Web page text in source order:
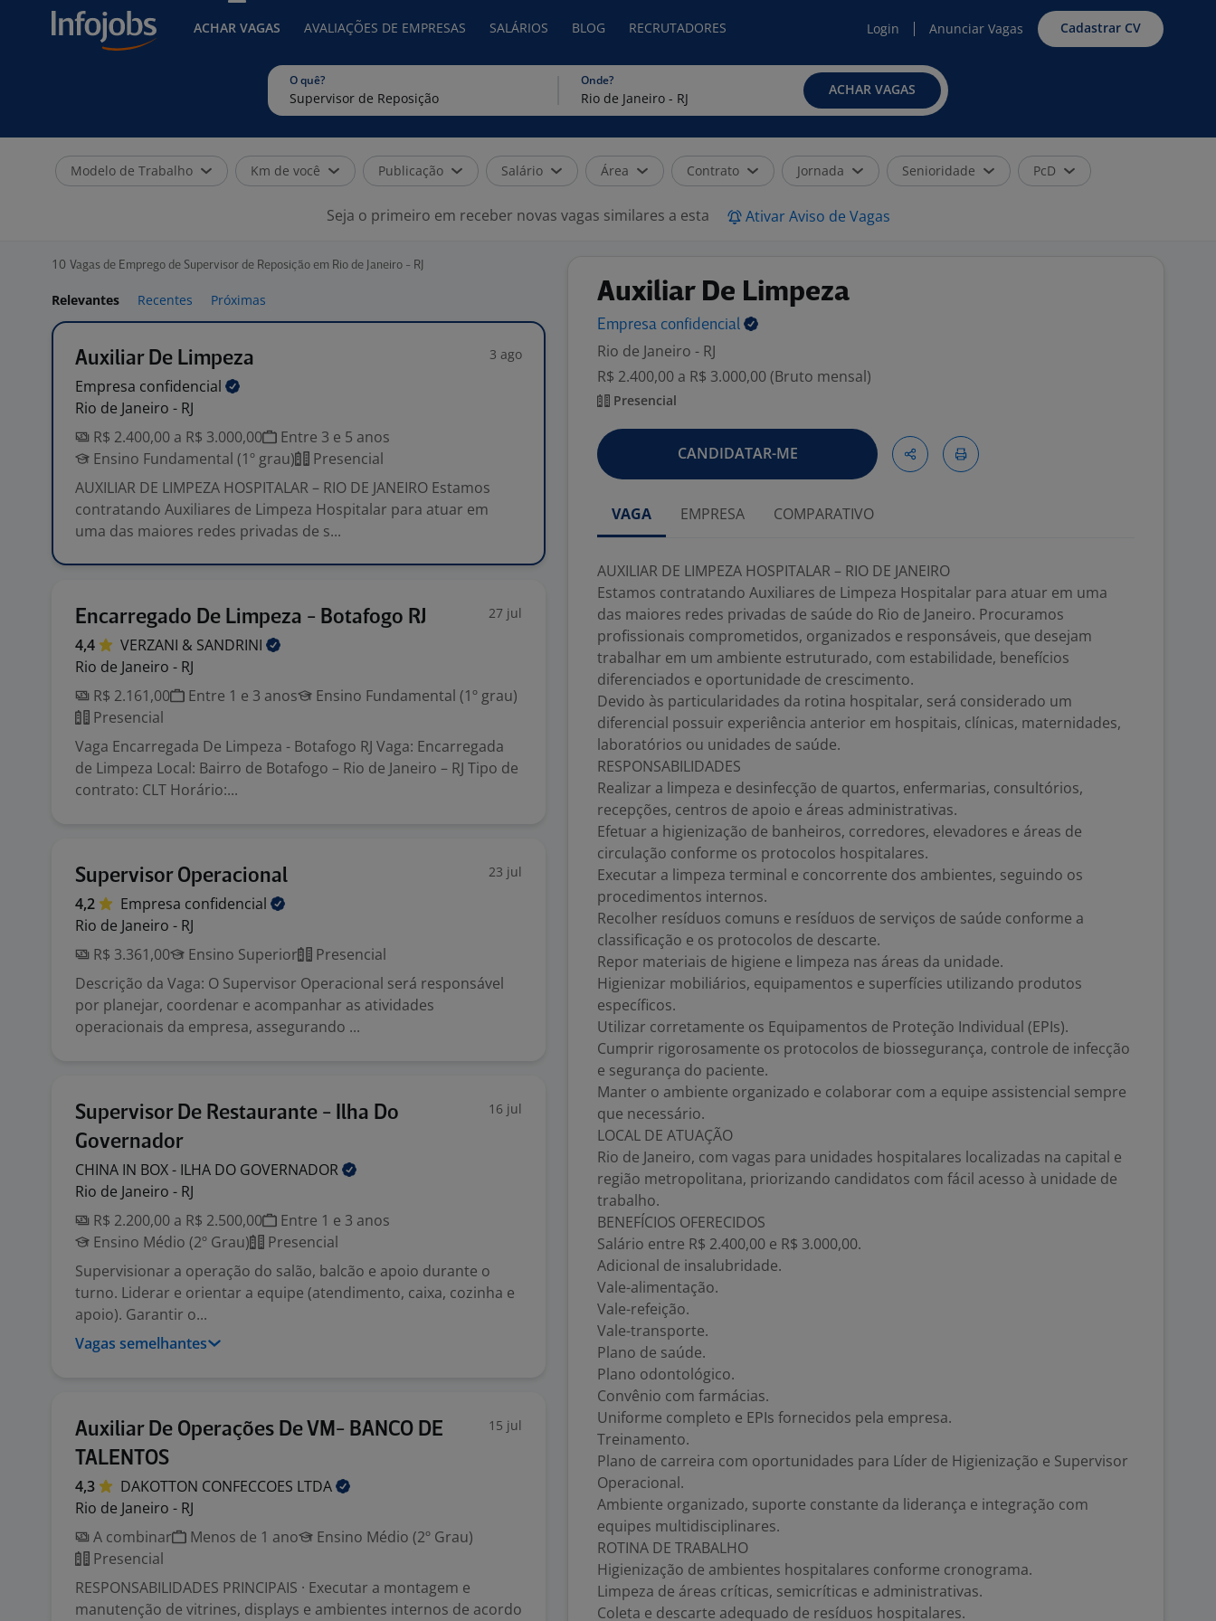
ACHAR VAGAS AVALIAÇÕES DE EMPRESAS SALÁRIOS BLOG RECRUTADORES Login Anunciar Vagas Cadastrar CV
O quê? Onde?
ACHAR VAGAS
Modelo de Trabalho Km de você Publicação Salário Área Contrato Jornada Senioridade PcD
Seja o primeiro em receber novas vagas similares a esta Ativar Aviso de Vagas
10 Vagas de Emprego de Supervisor de Reposição em Rio de Janeiro - RJ
Relevantes Recentes Próximas
Auxiliar De Limpeza 3 ago
Empresa confidencial
Rio de Janeiro - RJ
R$ 2.400,00 a R$ 3.000,00
Entre 3 e 5 anos
Ensino Fundamental (1º grau)
Presencial
AUXILIAR DE LIMPEZA HOSPITALAR – RIO DE JANEIRO Estamos
contratando Auxiliares de Limpeza Hospitalar para atuar em
uma das maiores redes privadas de s...
Encarregado De Limpeza - Botafogo RJ 27 jul
4,4 VERZANI & SANDRINI
Rio de Janeiro - RJ
R$ 2.161,00
Entre 1 e 3 anos
Ensino Fundamental (1º grau)
Presencial
Vaga Encarregada De Limpeza - Botafogo RJ Vaga: Encarregada
de Limpeza Local: Bairro de Botafogo – Rio de Janeiro – RJ Tipo de
contrato: CLT Horário:...
Supervisor Operacional 23 jul
4,2 Empresa confidencial
Rio de Janeiro - RJ
R$ 3.361,00
Ensino Superior
Presencial
Descrição da Vaga: O Supervisor Operacional será responsável
por planejar, coordenar e acompanhar as atividades
operacionais da empresa, assegurando ...
Supervisor De Restaurante - Ilha Do
Governador
16 jul
CHINA IN BOX - ILHA DO GOVERNADOR
Rio de Janeiro - RJ
R$ 2.200,00 a R$ 2.500,00
Entre 1 e 3 anos
Ensino Médio (2º Grau)
Presencial
Supervisionar a operação do salão, balcão e apoio durante o
turno. Liderar e orientar a equipe (atendimento, caixa, cozinha e
apoio). Garantir o...
Vagas semelhantes
Auxiliar De Operações De VM- BANCO DE
TALENTOS
15 jul
4,3 DAKOTTON CONFECCOES LTDA
Rio de Janeiro - RJ
A combinar
Menos de 1 ano
Ensino Médio (2º Grau)
Presencial
RESPONSABILIDADES PRINCIPAIS · Executar a montagem e
manutenção de vitrines, displays e ambientes internos de acordo
Auxiliar De Limpeza
Empresa confidencial
Rio de Janeiro - RJ
R$ 2.400,00 a R$ 3.000,00 (Bruto mensal)
Presencial
CANDIDATAR-ME
VAGA EMPRESA COMPARATIVO
AUXILIAR DE LIMPEZA HOSPITALAR – RIO DE JANEIRO
Estamos contratando Auxiliares de Limpeza Hospitalar para atuar em uma
das maiores redes privadas de saúde do Rio de Janeiro. Procuramos
profissionais comprometidos, organizados e responsáveis, que desejam
trabalhar em um ambiente estruturado, com estabilidade, benefícios
diferenciados e oportunidade de crescimento.
Devido às particularidades da rotina hospitalar, será considerado um
diferencial possuir experiência anterior em hospitais, clínicas, maternidades,
laboratórios ou unidades de saúde.
RESPONSABILIDADES
Realizar a limpeza e desinfecção de quartos, enfermarias, consultórios,
recepções, centros de apoio e áreas administrativas.
Efetuar a higienização de banheiros, corredores, elevadores e áreas de
circulação conforme os protocolos hospitalares.
Executar a limpeza terminal e concorrente dos ambientes, seguindo os
procedimentos internos.
Recolher resíduos comuns e resíduos de serviços de saúde conforme a
classificação e os protocolos de descarte.
Repor materiais de higiene e limpeza nas áreas da unidade.
Higienizar mobiliários, equipamentos e superfícies utilizando produtos
específicos.
Utilizar corretamente os Equipamentos de Proteção Individual (EPIs).
Cumprir rigorosamente os protocolos de biossegurança, controle de infecção
e segurança do paciente.
Manter o ambiente organizado e colaborar com a equipe assistencial sempre
que necessário.
LOCAL DE ATUAÇÃO
Rio de Janeiro, com vagas para unidades hospitalares localizadas na capital e
região metropolitana, priorizando candidatos com fácil acesso à unidade de
trabalho.
BENEFÍCIOS OFERECIDOS
Salário entre R$ 2.400,00 e R$ 3.000,00.
Adicional de insalubridade.
Vale-alimentação.
Vale-refeição.
Vale-transporte.
Plano de saúde.
Plano odontológico.
Convênio com farmácias.
Uniforme completo e EPIs fornecidos pela empresa.
Treinamento.
Plano de carreira com oportunidades para Líder de Higienização e Supervisor
Operacional.
Ambiente organizado, suporte constante da liderança e integração com
equipes multidisciplinares.
ROTINA DE TRABALHO
Higienização de ambientes hospitalares conforme cronograma.
Limpeza de áreas críticas, semicríticas e administrativas.
Coleta e descarte adequado de resíduos hospitalares.